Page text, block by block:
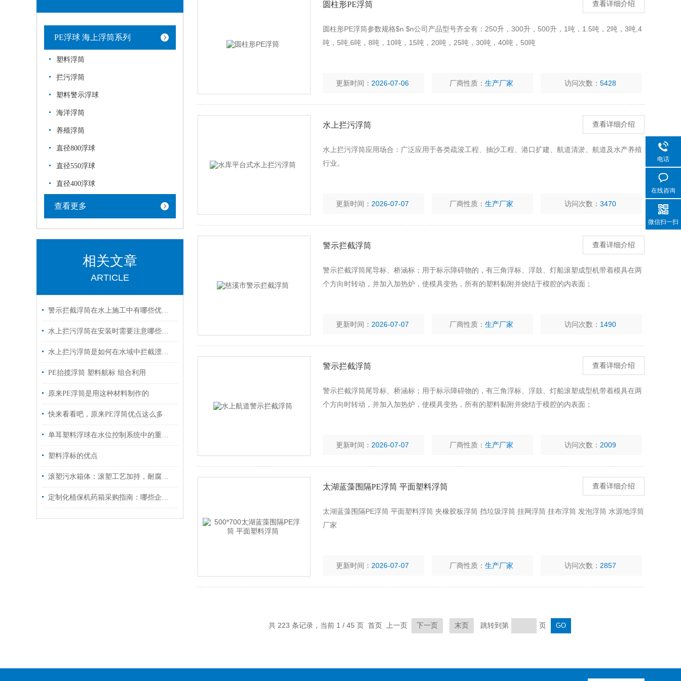
PE浮球 海上浮筒系列
塑料浮筒
拦污浮筒
塑料警示浮球
海洋浮筒
养殖浮筒
直径800浮球
直径550浮球
直径400浮球
查看更多
相关文章
ARTICLE
警示拦截浮筒在水上施工中有哪些优势？
水上拦污浮筒在安装时需要注意哪些事项？
水上拦污浮筒是如何在水域中拦截漂浮物的？
PE抬揽浮筒 塑料航标 组合利用
原来PE浮筒是用这种材料制作的
快来看看吧，原来PE浮筒优点这么多
单耳塑料浮球在水位控制系统中的重要性
塑料浮标的优点
滚塑污水箱体：滚塑工艺加持，耐腐抗冲击适配污水场景
定制化植保机药箱采购指南：哪些企业支持按需开模、快速打样与批量交付？​
圆柱形PE浮筒 查看详细介绍
圆柱形PE浮筒参数规格$n $n公司产品型号齐全有：250升，300升，500升，1吨，1.5吨，2吨，3吨,4
吨，5吨,6吨，8吨，10吨，15吨，20吨，25吨，30吨，40吨，50吨
更新时间： 2026-07-06 厂商性质：生产厂家 访问次数：5428
水上拦污浮筒 查看详细介绍
水上拦污浮筒应用场合：广泛应用于各类疏浚工程、抽沙工程、港口扩建、航道清淤、航道及水产养殖
行业。
更新时间： 2026-07-07 厂商性质：生产厂家 访问次数：3470
警示拦截浮筒 查看详细介绍
警示拦截浮筒尾导标、桥涵标；用于标示障碍物的，有三角浮标、浮鼓、灯船滚塑成型机带着模具在两
个方向时转动，并加入加热炉，使模具变热，所有的塑料黏附并烧结于模腔的内表面；
更新时间： 2026-07-07 厂商性质：生产厂家 访问次数： 1490
警示拦截浮筒 查看详细介绍
警示拦截浮筒尾导标、桥涵标；用于标示障碍物的，有三角浮标、浮鼓、灯船滚塑成型机带着模具在两
个方向时转动，并加入加热炉，使模具变热，所有的塑料黏附并烧结于模腔的内表面；
更新时间： 2026-07-07 厂商性质：生产厂家 访问次数： 2009
太湖蓝藻围隔PE浮筒 平面塑料浮筒 查看详细介绍
太湖蓝藻围隔PE浮筒 平面塑料浮筒 夹橡胶板浮筒 挡垃圾浮筒 挂网浮筒 挂布浮筒 发泡浮筒 水源地浮筒
厂家
更新时间： 2026-07-07 厂商性质：生产厂家 访问次数： 2857
共 223 条记录，当前 1 / 45 页 首页 上一页 下一页 末页 跳转到第 页
电话
在线咨询
微信扫一扫